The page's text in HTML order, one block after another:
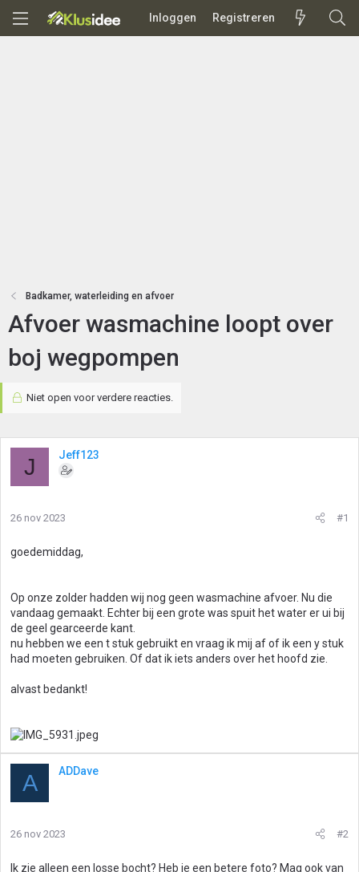
Inloggen Registreren
Badkamer, waterleiding en afvoer
Afvoer wasmachine loopt over
boj wegpompen
Niet open voor verdere reacties.
J Jeff123
26 nov 2023 #1
goedemiddag,
Op onze zolder hadden wij nog geen wasmachine afvoer. Nu die
vandaag gemaakt. Echter bij een grote was spuit het water er ui bij
de geel gearceerde kant.
nu hebben we een t stuk gebruikt en vraag ik mij af of ik een y stuk
had moeten gebruiken. Of dat ik iets anders over het hoofd zie.
alvast bedankt!
A ADDave
26 nov 2023 #2
Ik zie alleen een losse bocht? Heb je een betere foto? Mag ook van